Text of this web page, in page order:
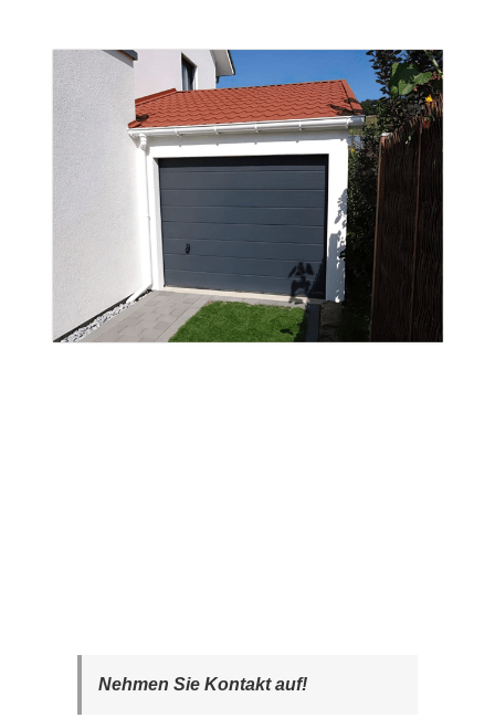
Nehmen Sie Kontakt auf!